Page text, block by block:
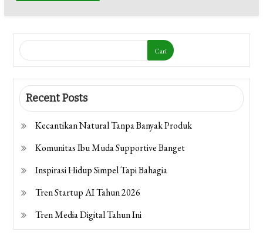
Cari
Recent Posts
Kecantikan Natural Tanpa Banyak Produk
Komunitas Ibu Muda Supportive Banget
Inspirasi Hidup Simpel Tapi Bahagia
Tren Startup AI Tahun 2026
Tren Media Digital Tahun Ini